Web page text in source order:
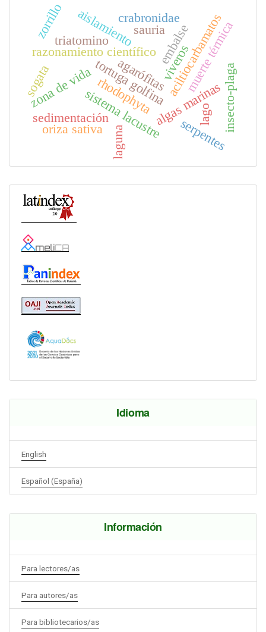
razonamiento científico
tortuga golfina
sistema lacustre
sedimentación
embalse
zona de vida algas marinas
rhodophyta
agarófitasaciltiocarbamatos
viveros
laguna
muerte térmica
aislamiento
serpentes
sauria
lago
oriza sativa
sogata insecto-plaga
triatomino
zorrillo crabronidae
Idioma
English
Español (España)
Información
Para lectores/as
Para autores/as
Para bibliotecarios/as